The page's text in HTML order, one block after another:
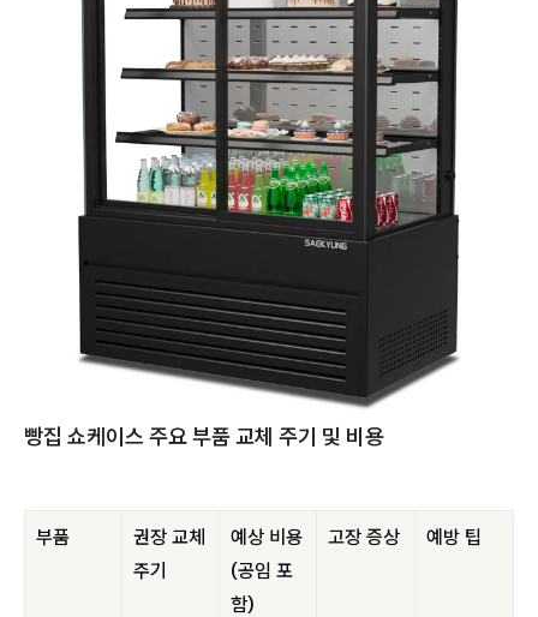
빵집 쇼케이스 주요 부품 교체 주기 및 비용
부품
권장 교체
주기
예상 비용
(공임 포
함)
고장 증상 예방 팁